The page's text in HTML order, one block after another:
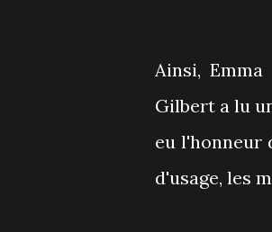
Ainsi,
Gilbert a lu
eu l'honneur
d'usage, les